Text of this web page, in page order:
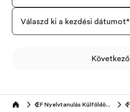
Válaszd ki a kezdési dátumot*
Következő
Home EF Nyelvtanulás Külföldön (16-25 éveseknek)